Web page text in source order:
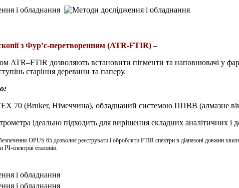
з Фур’є-перетворенням (ATR-FTIR) –
ATR–FTIR дозволяють встановити пігменти та наповнювачі у
старіння деревини та паперу.
70 (Bruker, Німеччина), обладнаний системою ППВВ (алмазне
ідеально підходить для вирішення складних аналітичних і
OPUS 65 дозволяє реєструвати і обробляти FTIR спектри в діапазоні довжин
ІЧ-спектрів еталонів.